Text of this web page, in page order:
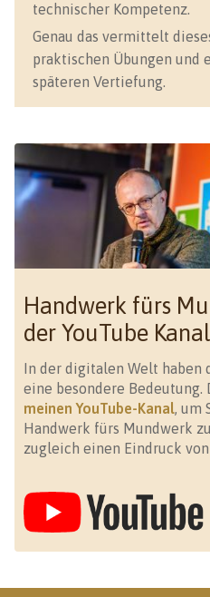
technischer Kompetenz.
Genau das vermittelt
praktischen Übungen und
späteren Vertiefung.
Handwerk fürs
der YouTube Kanal
In der digitalen Welt haben
eine besondere Bedeutung.
meinen YouTube-Kanal, um
Handwerk fürs Mundwerk
zugleich einen Eindruck